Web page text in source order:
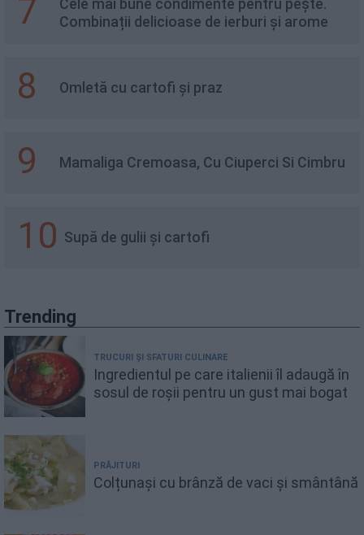
7
Cele mai bune condimente pentru pește.
Combinații delicioase de ierburi și arome
8 Omletă cu cartofi și praz
9 Mamaliga Cremoasa, Cu Ciuperci Si Cimbru
10 Supă de gulii și cartofi
Trending
TRUCURI ȘI SFATURI CULINARE
Ingredientul pe care italienii îl adaugă în
sosul de roșii pentru un gust mai bogat
PRĂJITURI
Colțunași cu brânză de vaci și smântână